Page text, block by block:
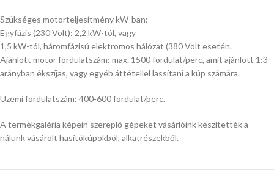
Szükséges motorteljesítmény kW-ban:
Egyfázis (230 Volt): 2,2 kW-tól, vagy
1,5 kW-tól, háromfázisú elektromos hálózat (380 Volt esetén.
Ajánlott motor fordulatszám: max. 1500 fordulat/perc, amit ajánlott 1:3
arányban ékszíjas, vagy egyéb áttétellel lassítani a kúp számára.
Üzemi fordulatszám: 400-600 fordulat/perc.
A termékgaléria képein szereplő gépeket vásárlóink készítették a
nálunk vásárolt hasítókúpokból, alkatrészekből.